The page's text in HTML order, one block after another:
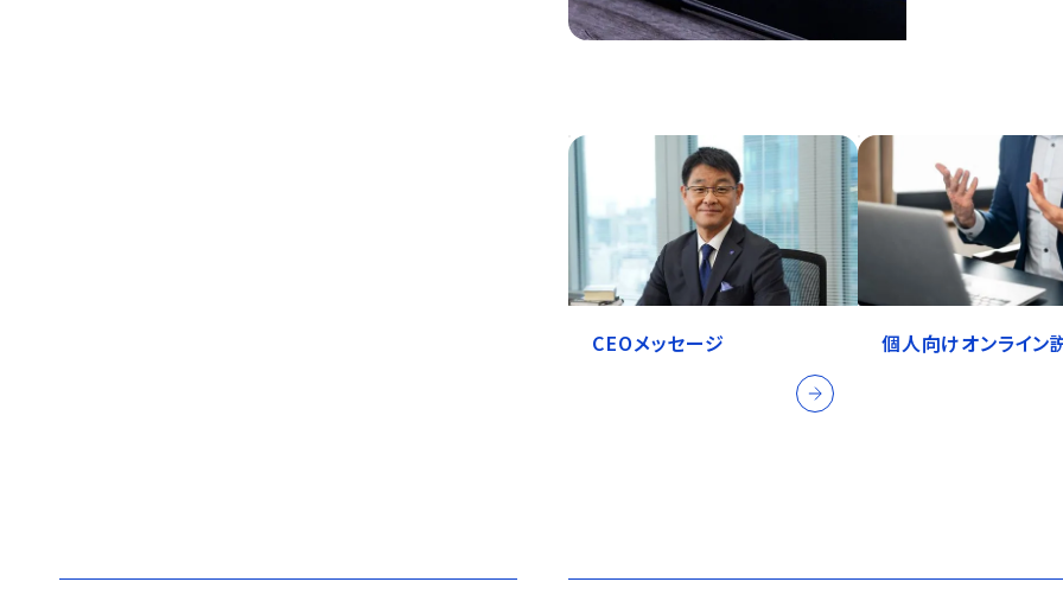
CEOメッセージ 個人向けオンライン